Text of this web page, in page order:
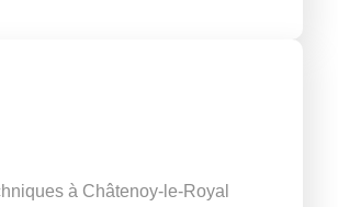
à Châtenoy-le-Royal